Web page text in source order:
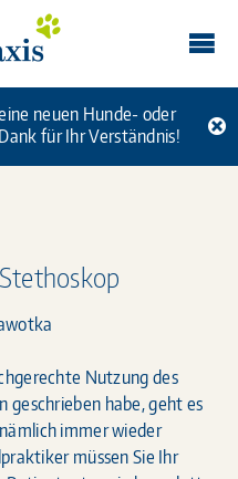
neuen Hunde- oder
für Ihr Verständnis!
Nutzung des
geschrieben habe, geht es
immer wieder
müssen Sie Ihr